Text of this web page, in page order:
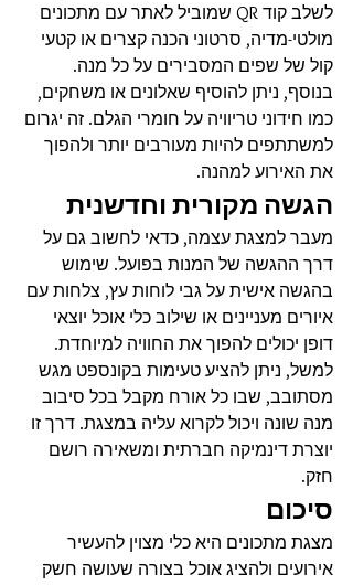
לשלב קוד QR שמוביל לאתר עם מתכונים
מולטי-מדיה, סרטוני הכנה קצרים או קטעי
קול של שפים המסבירים על כל מנה.
בנוסף, ניתן להוסיף שאלונים או משחקים,
כמו חידוני טריוויה על חומרי הגלם. זה יגרום
למשתתפים להיות מעורבים יותר ולהפוך
את האירוע למהנה.
הגשה מקורית וחדשנית
מעבר למצגת עצמה, כדאי לחשוב גם על
דרך ההגשה של המנות בפועל. שימוש
בהגשה אישית על גבי לוחות עץ, צלחות עם
איורים מעניינים או שילוב כלי אוכל יוצאי
דופן יכולים להפוך את החוויה למיוחדת.
למשל, ניתן להציע טעימות בקונספט מגש
מסתובב, שבו כל אורח מקבל בכל סיבוב
מנה שונה ויכול לקרוא עליה במצגת. דרך זו
יוצרת דינמיקה חברתית ומשאירה רושם
חזק.
סיכום
מצגת מתכונים היא כלי מצוין להעשיר
אירועים ולהציג אוכל בצורה שעושה חשק